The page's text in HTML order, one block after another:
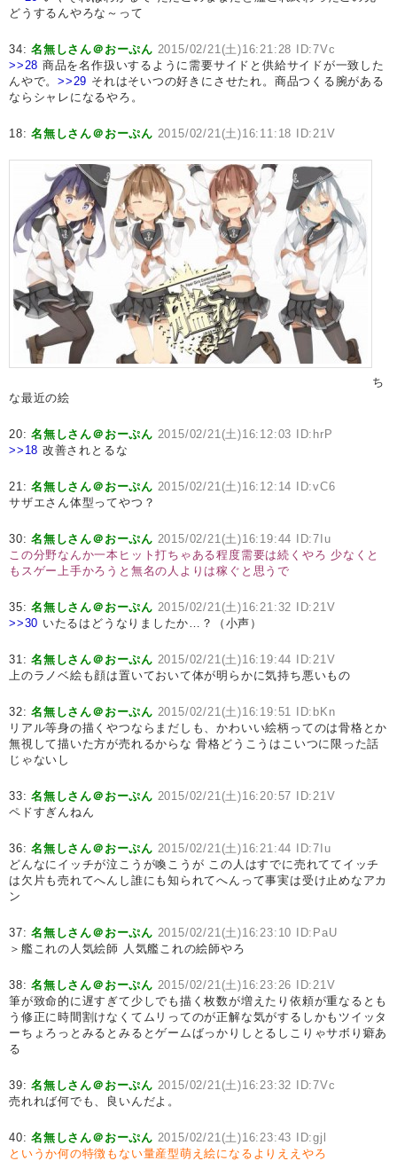
どうするんやろな～って
34:名無しさん＠おーぷん 2015/02/21(土)16:21:28 ID:7Vc
>>28 商品を名作扱いするように需要サイドと供給サイドが一致した
んやで。>>29 それはそいつの好きにさせたれ。商品つくる腕がある
ならシャレになるやろ。
18:名無しさん＠おーぷん 2015/02/21(土)16:11:18 ID:21V
ち
な最近の絵
20:名無しさん＠おーぷん 2015/02/21(土)16:12:03 ID:hrP
>>18 改善されとるな
21:名無しさん＠おーぷん 2015/02/21(土)16:12:14 ID:vC6
サザエさん体型ってやつ？
30:名無しさん＠おーぷん 2015/02/21(土)16:19:44 ID:7Iu
この分野なんか一本ヒット打ちゃある程度需要は続くやろ 少なくと
もスゲー上手かろうと無名の人よりは稼ぐと思うで
35:名無しさん＠おーぷん 2015/02/21(土)16:21:32 ID:21V
>>30 いたるはどうなりましたか…？（小声）
31:名無しさん＠おーぷん 2015/02/21(土)16:19:44 ID:21V
上のラノベ絵も顔は置いておいて体が明らかに気持ち悪いもの
32:名無しさん＠おーぷん 2015/02/21(土)16:19:51 ID:bKn
リアル等身の描くやつならまだしも、かわいい絵柄ってのは骨格とか
無視して描いた方が売れるからな 骨格どうこうはこいつに限った話
じゃないし
33:名無しさん＠おーぷん 2015/02/21(土)16:20:57 ID:21V
ペドすぎんねん
36:名無しさん＠おーぷん 2015/02/21(土)16:21:44 ID:7Iu
どんなにイッチが泣こうが喚こうが この人はすでに売れててイッチ
は欠片も売れてへんし誰にも知られてへんって事実は受け止めなアカ
ン
37:名無しさん＠おーぷん 2015/02/21(土)16:23:10 ID:PaU
＞艦これの人気絵師 人気艦これの絵師やろ
38:名無しさん＠おーぷん 2015/02/21(土)16:23:26 ID:21V
筆が致命的に遅すぎて少しでも描く枚数が増えたり依頼が重なるとも
う修正に時間割けなくてムリってのが正解な気がするしかもツイッタ
ーちょろっとみるとみるとゲームばっかりしとるしこりゃサボり癖あ
る
39:名無しさん＠おーぷん 2015/02/21(土)16:23:32 ID:7Vc
売れれば何でも、良いんだよ。
40:名無しさん＠おーぷん 2015/02/21(土)16:23:43 ID:gjl
というか何の特徴もない量産型萌え絵になるよりええやろ